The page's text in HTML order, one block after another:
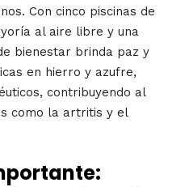
Con cinco piscinas de
al aire libre y una
bienestar brinda paz y
en hierro y azufre,
contribuyendo al
como la artritis y el